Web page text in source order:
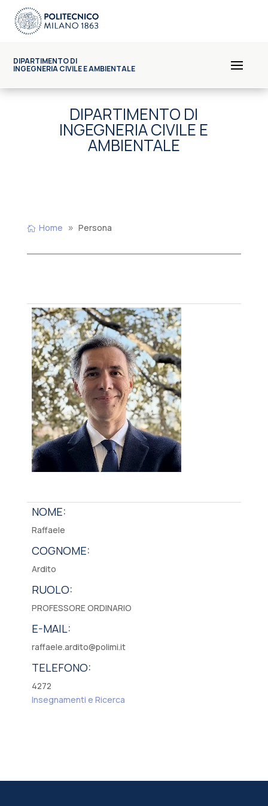
DIPARTIMENTO DI
INGEGNERIA CIVILE E AMBIENTALE
DIPARTIMENTO DI
INGEGNERIA CIVILE E
AMBIENTALE
Home Persona
NOME:
Raffaele
COGNOME:
Ardito
RUOLO:
PROFESSORE ORDINARIO
E-MAIL:
raffaele.ardito@polimi.it
TELEFONO:
4272
Insegnamenti e Ricerca